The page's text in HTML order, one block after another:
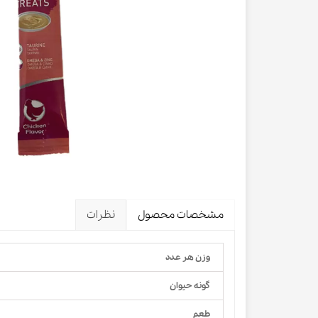
ظرف آب و
اسکرچر
شیشه
لباس و
لباس و
مشخصات محصول نظرات
وزن هر عدد
گونه حیوان
طعم